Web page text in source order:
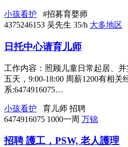
小孩看护
#招募育婴师
4375246153 吴先生 35/h 大多地区
日托中心请育儿师
工作内容：照顾儿童日常起居、
五天，9:00-18:00 周薪1200有相关
系:6474916075…
小孩看护 育儿师 招聘
6474916075 1000一周 万锦
招聘 護工，PSW, 老人護理